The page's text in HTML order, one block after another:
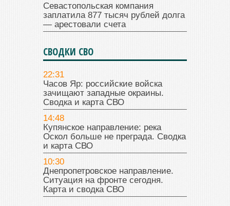
Севастопольская компания
заплатила 877 тысяч рублей долга
— арестовали счета
СВОДКИ СВО
22:31
Часов Яр: российские войска
зачищают западные окраины.
Сводка и карта СВО
14:48
Купянское направление: река
Оскол больше не преграда. Сводка
и карта СВО
10:30
Днепропетровское направление.
Ситуация на фронте сегодня.
Карта и сводка СВО